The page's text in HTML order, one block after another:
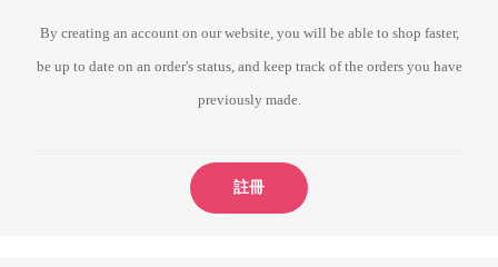
By creating an account on our website, you will be able to shop faster,
be up to date on an order's status, and keep track of the orders you have
previously made.
註冊